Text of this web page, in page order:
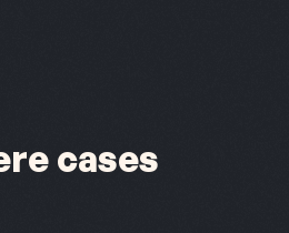
cases